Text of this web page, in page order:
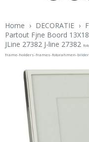
Home › DECORATIE ›
Partout Fjne Boord
JLine 27382 J-line 27382
frame-holders-frames-fotorahmen-